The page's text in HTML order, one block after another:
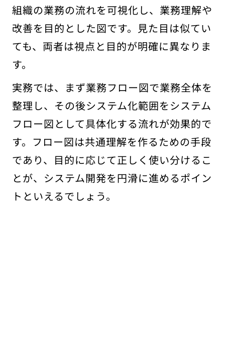
組織の業務の流れを可視化し、業務理解や
改善を目的とした図です。見た目は似てい
ても、両者は視点と目的が明確に異なりま
す。
実務では、まず業務フロー図で業務全体を
整理し、その後システム化範囲をシステム
フロー図として具体化する流れが効果的で
す。フロー図は共通理解を作るための手段
であり、目的に応じて正しく使い分けるこ
とが、システム開発を円滑に進めるポイン
トといえるでしょう。